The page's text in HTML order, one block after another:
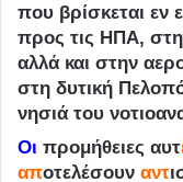
που βρίσκεται εν
προς τις ΗΠΑ,
αλλά και στην
στη δυτική
νησιά του
Οι προμήθειες αυτ
αποτελέσουν αντ